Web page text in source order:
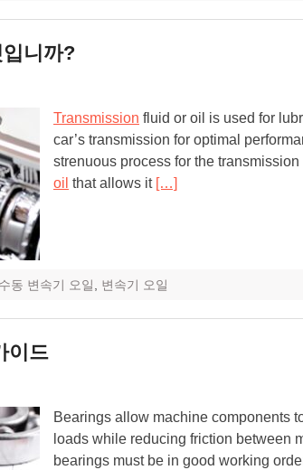
니까?
Transmission fluid or oil is used for
car’s transmission for optimal
strenuous process for the
oil that allows it […]
수동 변속기 오일, 변속기 오일
이드
Bearings allow machine components
loads while reducing friction between
bearings must be in good working